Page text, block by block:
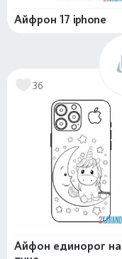
Айфрон 17 iphone
36
Айфон единорог на